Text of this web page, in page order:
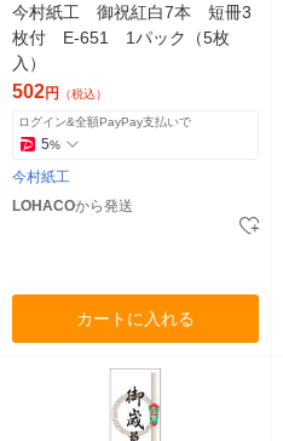
今村紙工 御祝紅白7本 短冊3
枚付 E-651 1パック（5枚
入）
502円 （税込）
ログイン&全額PayPay支払いで
5%
今村紙工
LOHACOから発送
カートに入れる